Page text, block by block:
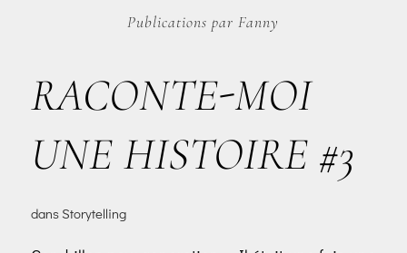
Publications par Fanny
RACONTE-MOI
UNE HISTOIRE #3
dans Storytelling